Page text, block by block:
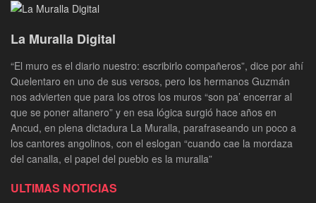
La Muralla Digital
“El muro es el diario nuestro: escribirlo compañeros”, dice por ahí
Quelentaro en uno de sus versos, pero los hermanos Guzmán
nos advierten que para los otros los muros “son pa’ encerrar al
que se poner altanero” y en esa lógica surgió hace años en
Ancud, en plena dictadura La Muralla, parafraseando un poco a
los cantores angolinos, con el eslogan “cuando cae la mordaza
del canalla, el papel del pueblo es la muralla”
ULTIMAS NOTICIAS